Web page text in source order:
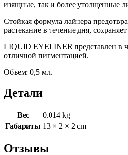
изящные, так и более утолщенные
Стойкая формула лайнера
растекание в течение дня,
LIQUID EYELINER представлен в
отличной пигментацией.
Объем: 0,5 мл.
Детали
Вес
0.014 kg
Габариты 13 × 2 × 2 cm
Отзывы